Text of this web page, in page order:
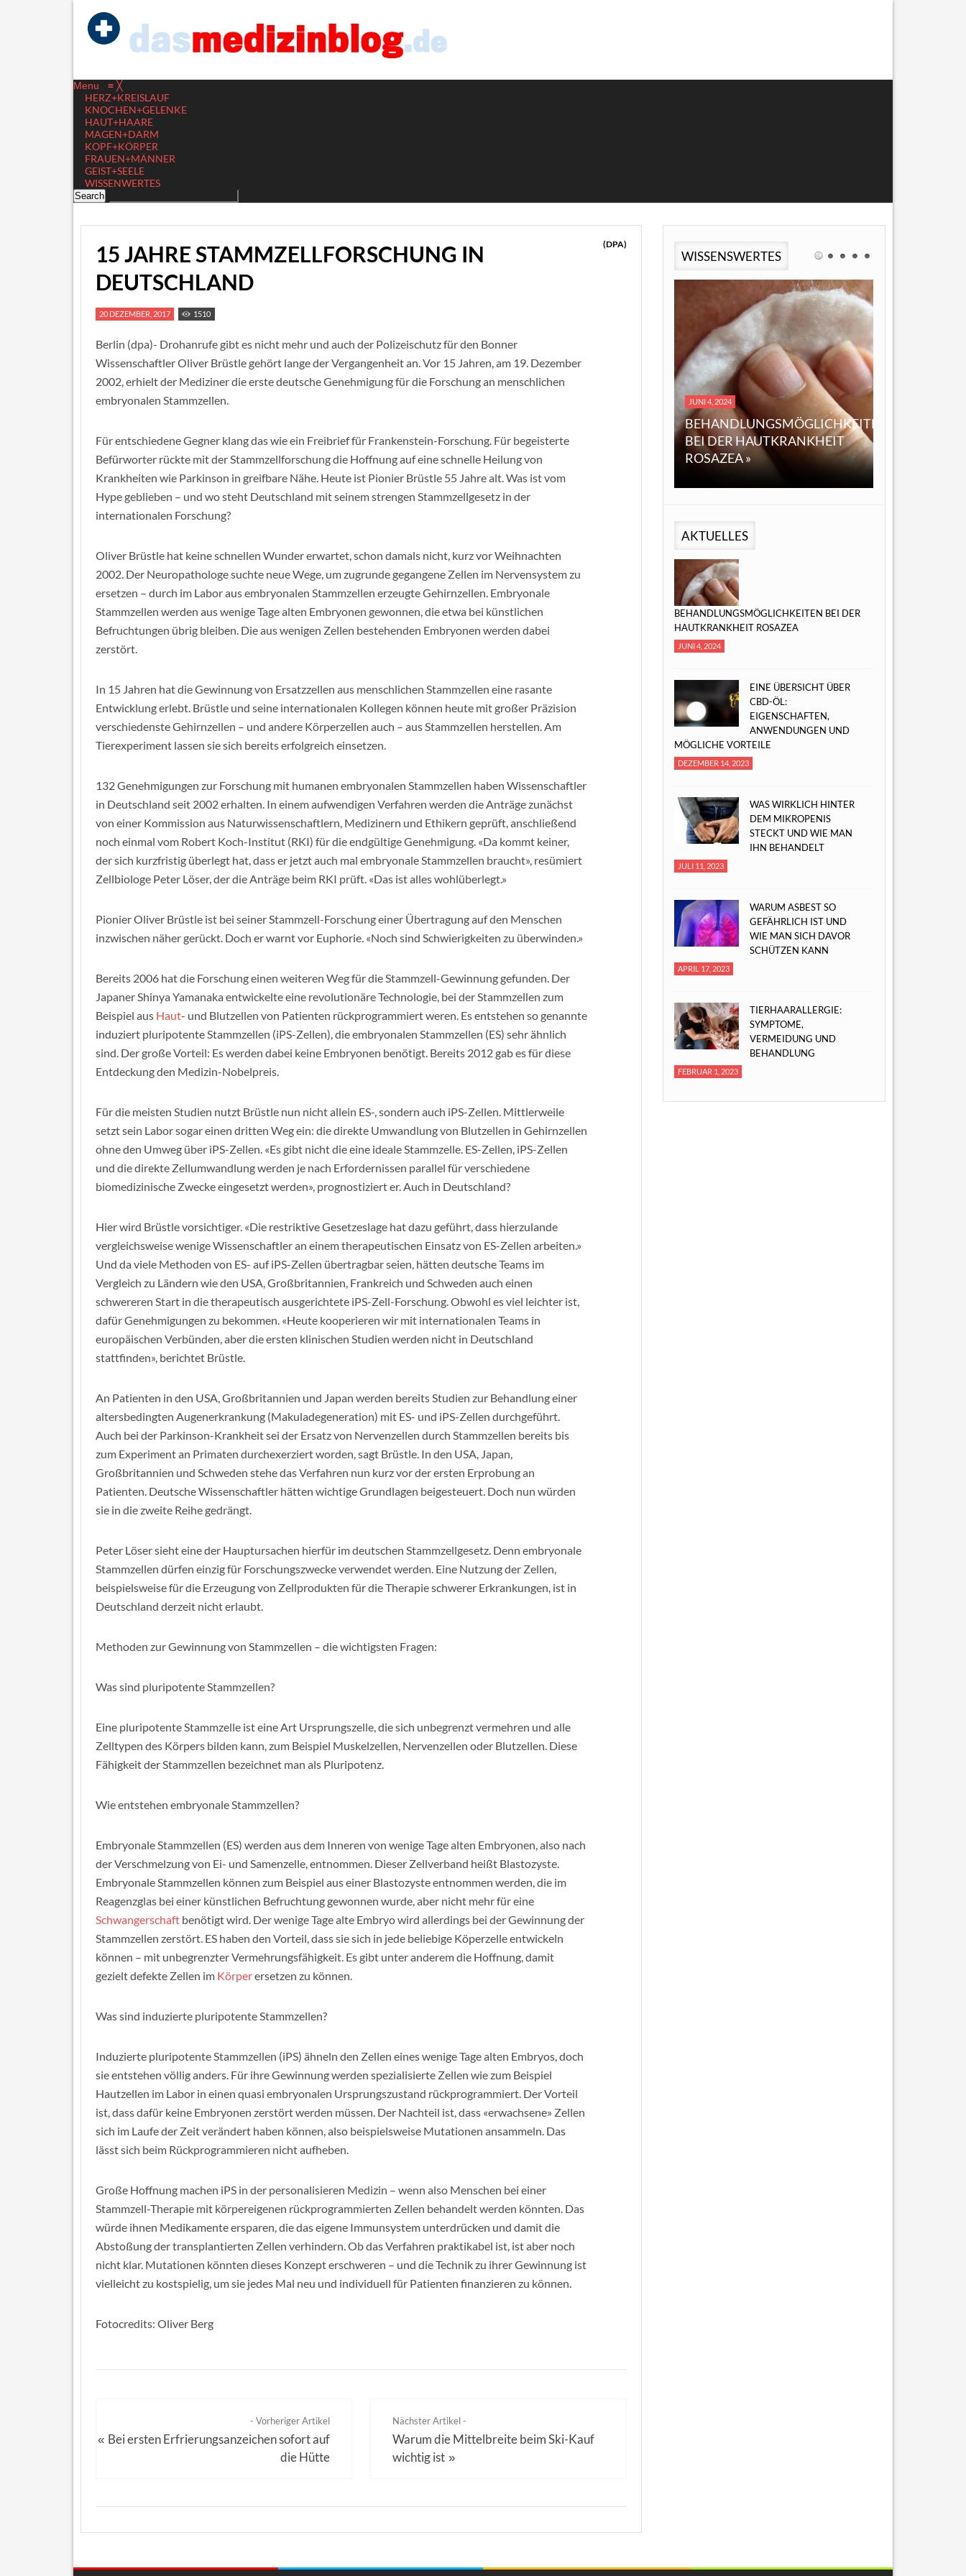
Menu ≡ ╳
HERZ+KREISLAUF
KNOCHEN+GELENKE
HAUT+HAARE
MAGEN+DARM
KOPF+KÖRPER
FRAUEN+MÄNNER
GEIST+SEELE
WISSENWERTES
15 JAHRE STAMMZELLFORSCHUNG IN
DEUTSCHLAND
(DPA)
20 DEZEMBER, 2017 1510
Berlin (dpa)- Drohanrufe gibt es nicht mehr und auch der Polizeischutz für den Bonner
Wissenschaftler Oliver Brüstle gehört lange der Vergangenheit an. Vor 15 Jahren, am 19. Dezember
2002, erhielt der Mediziner die erste deutsche Genehmigung für die Forschung an menschlichen
embryonalen Stammzellen.
Für entschiedene Gegner klang das wie ein Freibrief für Frankenstein-Forschung. Für begeisterte
Befürworter rückte mit der Stammzellforschung die Hoffnung auf eine schnelle Heilung von
Krankheiten wie Parkinson in greifbare Nähe. Heute ist Pionier Brüstle 55 Jahre alt. Was ist vom
Hype geblieben – und wo steht Deutschland mit seinem strengen Stammzellgesetz in der
internationalen Forschung?
Oliver Brüstle hat keine schnellen Wunder erwartet, schon damals nicht, kurz vor Weihnachten
2002. Der Neuropathologe suchte neue Wege, um zugrunde gegangene Zellen im Nervensystem zu
ersetzen – durch im Labor aus embryonalen Stammzellen erzeugte Gehirnzellen. Embryonale
Stammzellen werden aus wenige Tage alten Embryonen gewonnen, die etwa bei künstlichen
Befruchtungen übrig bleiben. Die aus wenigen Zellen bestehenden Embryonen werden dabei
zerstört.
In 15 Jahren hat die Gewinnung von Ersatzzellen aus menschlichen Stammzellen eine rasante
Entwicklung erlebt. Brüstle und seine internationalen Kollegen können heute mit großer Präzision
verschiedenste Gehirnzellen – und andere Körperzellen auch – aus Stammzellen herstellen. Am
Tierexperiment lassen sie sich bereits erfolgreich einsetzen.
132 Genehmigungen zur Forschung mit humanen embryonalen Stammzellen haben Wissenschaftler
in Deutschland seit 2002 erhalten. In einem aufwendigen Verfahren werden die Anträge zunächst
von einer Kommission aus Naturwissenschaftlern, Medizinern und Ethikern geprüft, anschließend
noch einmal vom Robert Koch-Institut (RKI) für die endgültige Genehmigung. «Da kommt keiner,
der sich kurzfristig überlegt hat, dass er jetzt auch mal embryonale Stammzellen braucht», resümiert
Zellbiologe Peter Löser, der die Anträge beim RKI prüft. «Das ist alles wohlüberlegt.»
Pionier Oliver Brüstle ist bei seiner Stammzell-Forschung einer Übertragung auf den Menschen
inzwischen näher gerückt. Doch er warnt vor Euphorie. «Noch sind Schwierigkeiten zu überwinden.»
Bereits 2006 hat die Forschung einen weiteren Weg für die Stammzell-Gewinnung gefunden. Der
Japaner Shinya Yamanaka entwickelte eine revolutionäre Technologie, bei der Stammzellen zum
Beispiel aus Haut- und Blutzellen von Patienten rückprogrammiert weren. Es entstehen so genannte
induziert pluripotente Stammzellen (iPS-Zellen), die embryonalen Stammzellen (ES) sehr ähnlich
sind. Der große Vorteil: Es werden dabei keine Embryonen benötigt. Bereits 2012 gab es für diese
Entdeckung den Medizin-Nobelpreis.
Für die meisten Studien nutzt Brüstle nun nicht allein ES-, sondern auch iPS-Zellen. Mittlerweile
setzt sein Labor sogar einen dritten Weg ein: die direkte Umwandlung von Blutzellen in Gehirnzellen
ohne den Umweg über iPS-Zellen. «Es gibt nicht die eine ideale Stammzelle. ES-Zellen, iPS-Zellen
und die direkte Zellumwandlung werden je nach Erfordernissen parallel für verschiedene
biomedizinische Zwecke eingesetzt werden», prognostiziert er. Auch in Deutschland?
Hier wird Brüstle vorsichtiger. «Die restriktive Gesetzeslage hat dazu geführt, dass hierzulande
vergleichsweise wenige Wissenschaftler an einem therapeutischen Einsatz von ES-Zellen arbeiten.»
Und da viele Methoden von ES- auf iPS-Zellen übertragbar seien, hätten deutsche Teams im
Vergleich zu Ländern wie den USA, Großbritannien, Frankreich und Schweden auch einen
schwereren Start in die therapeutisch ausgerichtete iPS-Zell-Forschung. Obwohl es viel leichter ist,
dafür Genehmigungen zu bekommen. «Heute kooperieren wir mit internationalen Teams in
europäischen Verbünden, aber die ersten klinischen Studien werden nicht in Deutschland
stattfinden», berichtet Brüstle.
An Patienten in den USA, Großbritannien und Japan werden bereits Studien zur Behandlung einer
altersbedingten Augenerkrankung (Makuladegeneration) mit ES- und iPS-Zellen durchgeführt.
Auch bei der Parkinson-Krankheit sei der Ersatz von Nervenzellen durch Stammzellen bereits bis
zum Experiment an Primaten durchexerziert worden, sagt Brüstle. In den USA, Japan,
Großbritannien und Schweden stehe das Verfahren nun kurz vor der ersten Erprobung an
Patienten. Deutsche Wissenschaftler hätten wichtige Grundlagen beigesteuert. Doch nun würden
sie in die zweite Reihe gedrängt.
Peter Löser sieht eine der Hauptursachen hierfür im deutschen Stammzellgesetz. Denn embryonale
Stammzellen dürfen einzig für Forschungszwecke verwendet werden. Eine Nutzung der Zellen,
beispielsweise für die Erzeugung von Zellprodukten für die Therapie schwerer Erkrankungen, ist in
Deutschland derzeit nicht erlaubt.
Methoden zur Gewinnung von Stammzellen – die wichtigsten Fragen:
Was sind pluripotente Stammzellen?
Eine pluripotente Stammzelle ist eine Art Ursprungszelle, die sich unbegrenzt vermehren und alle
Zelltypen des Körpers bilden kann, zum Beispiel Muskelzellen, Nervenzellen oder Blutzellen. Diese
Fähigkeit der Stammzellen bezeichnet man als Pluripotenz.
Wie entstehen embryonale Stammzellen?
Embryonale Stammzellen (ES) werden aus dem Inneren von wenige Tage alten Embryonen, also nach
der Verschmelzung von Ei- und Samenzelle, entnommen. Dieser Zellverband heißt Blastozyste.
Embryonale Stammzellen können zum Beispiel aus einer Blastozyste entnommen werden, die im
Reagenzglas bei einer künstlichen Befruchtung gewonnen wurde, aber nicht mehr für eine
Schwangerschaft benötigt wird. Der wenige Tage alte Embryo wird allerdings bei der Gewinnung der
Stammzellen zerstört. ES haben den Vorteil, dass sie sich in jede beliebige Köperzelle entwickeln
können – mit unbegrenzter Vermehrungsfähigkeit. Es gibt unter anderem die Hoffnung, damit
gezielt defekte Zellen im Körperersetzen zu können.
Was sind induzierte pluripotente Stammzellen?
Induzierte pluripotente Stammzellen (iPS) ähneln den Zellen eines wenige Tage alten Embryos, doch
sie entstehen völlig anders. Für ihre Gewinnung werden spezialisierte Zellen wie zum Beispiel
Hautzellen im Labor in einen quasi embryonalen Ursprungszustand rückprogrammiert. Der Vorteil
ist, dass dafür keine Embryonen zerstört werden müssen. Der Nachteil ist, dass «erwachsene» Zellen
sich im Laufe der Zeit verändert haben können, also beispielsweise Mutationen ansammeln. Das
lässt sich beim Rückprogrammieren nicht aufheben.
Große Hoffnung machen iPS in der personalisieren Medizin – wenn also Menschen bei einer
Stammzell-Therapie mit körpereigenen rückprogrammierten Zellen behandelt werden könnten. Das
würde ihnen Medikamente ersparen, die das eigene Immunsystem unterdrücken und damit die
Abstoßung der transplantierten Zellen verhindern. Ob das Verfahren praktikabel ist, ist aber noch
nicht klar. Mutationen könnten dieses Konzept erschweren – und die Technik zu ihrer Gewinnung ist
vielleicht zu kostspielig, um sie jedes Mal neu und individuell für Patienten finanzieren zu können.
Fotocredits: Oliver Berg
- Vorheriger Artikel
« Bei ersten Erfrierungsanzeichen sofort auf
die Hütte
Nächster Artikel -
Warum die Mittelbreite beim Ski-Kauf
wichtig ist »
WISSENSWERTES
BEHANDLUNGSMÖGLICHKEITEN
BEI DER HAUTKRANKHEIT
ROSAZEA »
DEZEMBER 14, 2023
EINE ÜBERSICHT
ÖL: EIGENSCHAFTEN,
ANWENDUNGEN
MÖGLICHE VORTEILE
AKTUELLES
BEHANDLUNGSMÖGLICHKEITEN BEI DER
HAUTKRANKHEIT ROSAZEA
JUNI 4, 2024
EINE ÜBERSICHT ÜBER
CBD-ÖL:
EIGENSCHAFTEN,
ANWENDUNGEN UND
MÖGLICHE VORTEILE
DEZEMBER 14, 2023
WAS WIRKLICH HINTER
DEM MIKROPENIS
STECKT UND WIE MAN
IHN BEHANDELT
JULI 11, 2023
WARUM ASBEST SO
GEFÄHRLICH IST UND
WIE MAN SICH DAVOR
SCHÜTZEN KANN
APRIL 17, 2023
TIERHAARALLERGIE:
SYMPTOME,
VERMEIDUNG UND
BEHANDLUNG
FEBRUAR 1, 2023